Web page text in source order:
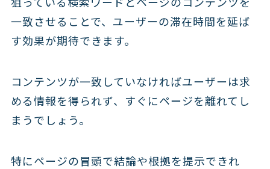
一致させることで、ユーザーの滞在時間を延ば
す効果が期待できます。
コンテンツが一致していなければユーザーは求
める情報を得られず、すぐにページを離れてし
まうでしょう。
特にページの冒頭で結論や根拠を提示できれ